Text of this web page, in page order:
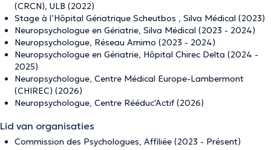
(CRCN), ULB (2022)
Stage à l’Hôpital Gériatrique Scheutbos , Silva Médical (2023)
Neuropsychologue en Gériatrie, Silva Médical (2023 - 2024)
Neuropsychologue, Réseau Amimo (2023 - 2024)
Neuropsychologue en Gériatrie, Hôpital Chirec Delta (2024 -
2025)
Neuropsychologue, Centre Médical Europe-Lambermont
(CHIREC) (2026)
Neuropsychologue, Centre Rééduc'Actif (2026)
Lid van organisaties
Commission des Psychologues, Affiliée (2023 - Présent)